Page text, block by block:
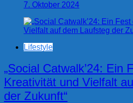
7. Oktober 2024
Lifestyle
„Social Catwalk’24: Ein
Kreativität und Vielfalt
der Zukunft“